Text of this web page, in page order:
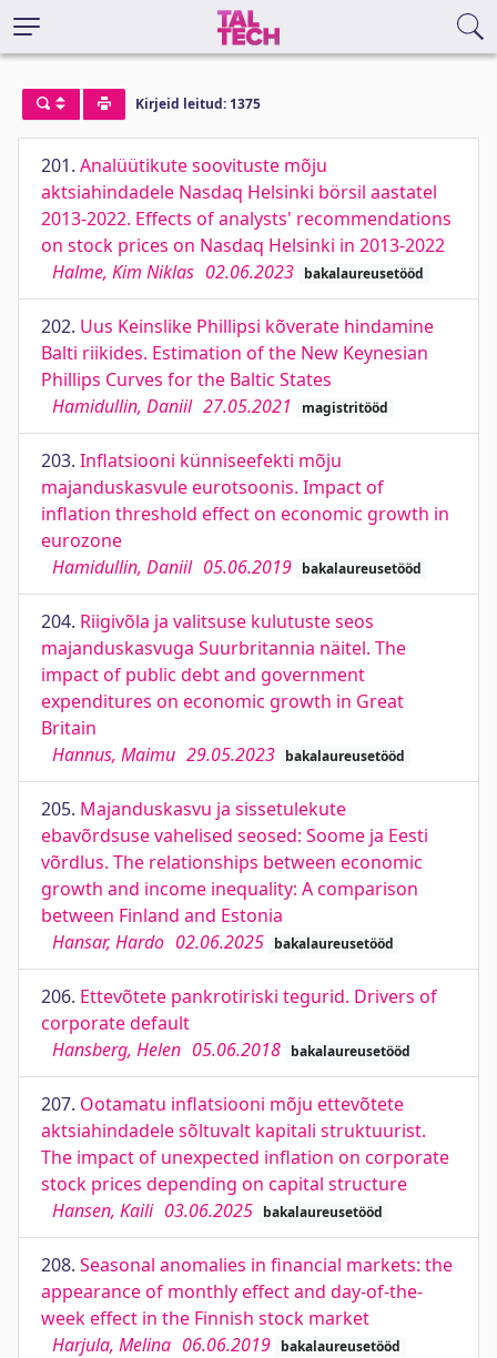
Kirjeid leitud: 1375
201. Analüütikute soovituste mõju
aktsiahindadele Nasdaq Helsinki börsil aastatel
2013-2022. Effects of analysts' recommendations
on stock prices on Nasdaq Helsinki in 2013-2022
Halme, Kim Niklas 02.06.2023 bakalaureusetööd
202. Uus Keinslike Phillipsi kõverate hindamine
Balti riikides. Estimation of the New Keynesian
Phillips Curves for the Baltic States
Hamidullin, Daniil 27.05.2021 magistritööd
203. Inflatsiooni künniseefekti mõju
majanduskasvule eurotsoonis. Impact of
inflation threshold effect on economic growth in
eurozone
Hamidullin, Daniil 05.06.2019 bakalaureusetööd
204. Riigivõla ja valitsuse kulutuste seos
majanduskasvuga Suurbritannia näitel. The
impact of public debt and government
expenditures on economic growth in Great
Britain
Hannus, Maimu 29.05.2023 bakalaureusetööd
205. Majanduskasvu ja sissetulekute
ebavõrdsuse vahelised seosed: Soome ja Eesti
võrdlus. The relationships between economic
growth and income inequality: A comparison
between Finland and Estonia
Hansar, Hardo 02.06.2025 bakalaureusetööd
206. Ettevõtete pankrotiriski tegurid. Drivers of
corporate default
Hansberg, Helen 05.06.2018 bakalaureusetööd
207. Ootamatu inflatsiooni mõju ettevõtete
aktsiahindadele sõltuvalt kapitali struktuurist.
The impact of unexpected inflation on corporate
stock prices depending on capital structure
Hansen, Kaili 03.06.2025 bakalaureusetööd
208. Seasonal anomalies in financial markets: the
appearance of monthly effect and day-of-the-
week effect in the Finnish stock market
Harjula, Melina 06.06.2019 bakalaureusetööd